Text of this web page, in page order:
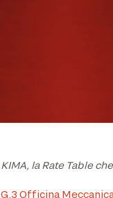
KIMA, la Rate Table
G.3 Officina